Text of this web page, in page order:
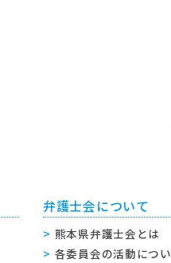
弁護士会について
熊本県弁護士会とは
各委員会の活動につい